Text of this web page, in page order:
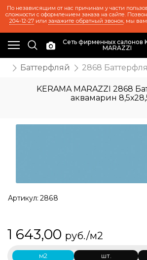
По независящим от нас причинам у части
сложности с оформлением заказа на сайте.
204-12-27или закажите обратный звонок, мы вам
Сеть фирменных салонов
MARAZZI
Баттерфляй 2868
KERAMA MARAZZI 2868
аквамарин
Артикул: 2868
1 643,00 руб./м2
м2 шт.